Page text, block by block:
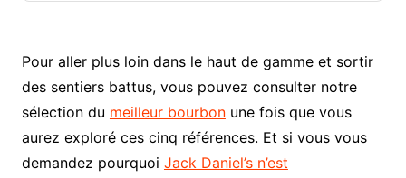
Pour aller plus loin dans le haut de gamme et sortir
des sentiers battus, vous pouvez consulter notre
sélection du meilleur bourbonune fois que vous
aurez exploré ces cinq références. Et si vous vous
demandez pourquoi Jack Daniel’s n’est